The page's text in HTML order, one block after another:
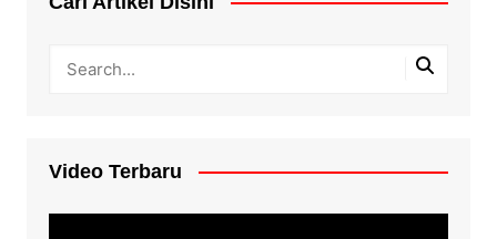
Video Terbaru